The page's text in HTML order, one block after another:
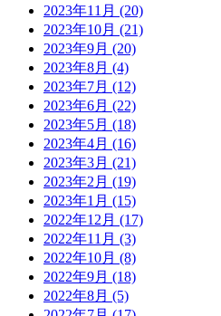
2023年11月 (20)
2023年10月 (21)
2023年9月 (20)
2023年8月 (4)
2023年7月 (12)
2023年6月 (22)
2023年5月 (18)
2023年4月 (16)
2023年3月 (21)
2023年2月 (19)
2023年1月 (15)
2022年12月 (17)
2022年11月 (3)
2022年10月 (8)
2022年9月 (18)
2022年8月 (5)